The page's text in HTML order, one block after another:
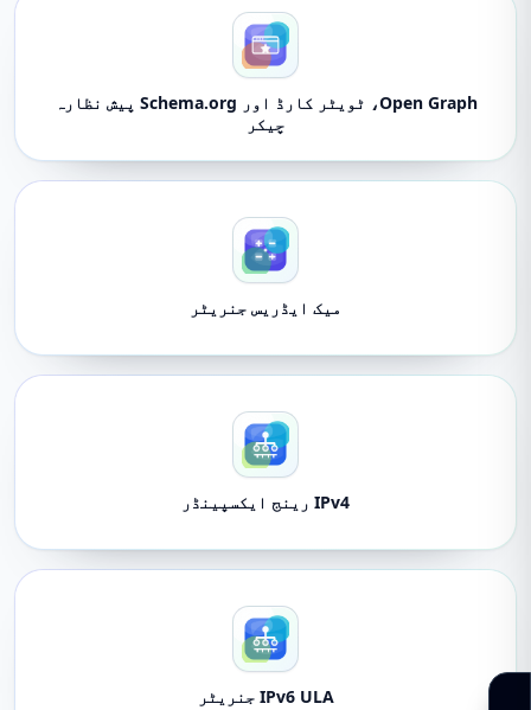
Open Graph، ٹویٹر کارڈ اور Schema.org پیش نظارہ
چیکر
میک ایڈریس جنریٹر
IPv4 رینج ایکسپینڈر
IPv6 ULA جنریٹر